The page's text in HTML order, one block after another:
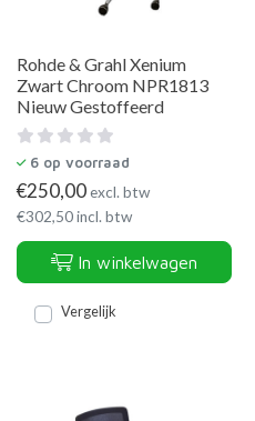
Rohde & Grahl Xenium
Zwart Chroom NPR1813
Nieuw Gestoffeerd
6 op voorraad
€250,00excl. btw
€302,50incl. btw
In winkelwagen
Vergelijk